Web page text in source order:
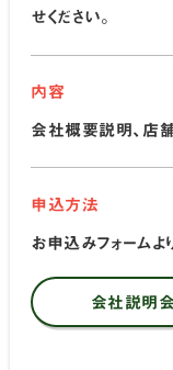
せください。
内容
会社概要説明、店
申込方法
お申込みフォームよ
会社説明